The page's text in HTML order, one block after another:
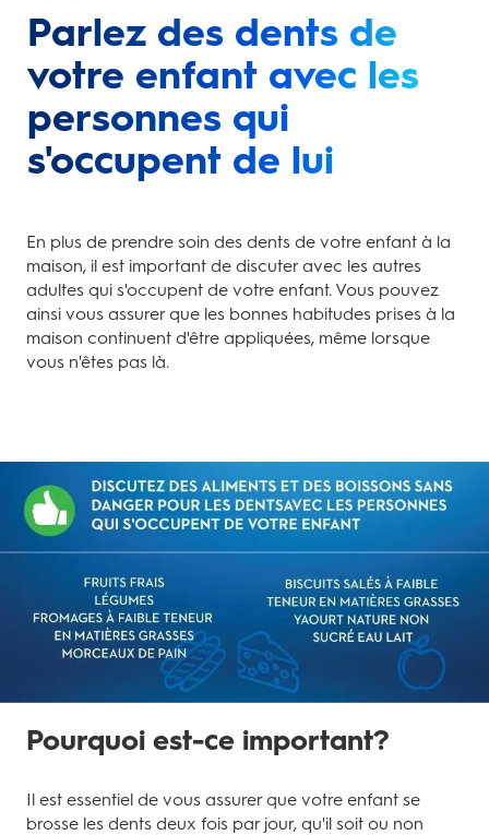
Parlez des dents de
votre enfant avec les
personnes qui
s'occupent de lui
En plus de prendre soin des dents de votre enfant à la
maison, il est important de discuter avec les autres
adultes qui s'occupent de votre enfant. Vous pouvez
ainsi vous assurer que les bonnes habitudes prises à la
maison continuent d'être appliquées, même lorsque
vous n'êtes pas là.
Pourquoi est-ce important?
Il est essentiel de vous assurer que votre enfant se
brosse les dents deux fois par jour, qu'il soit ou non